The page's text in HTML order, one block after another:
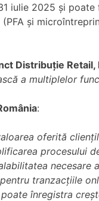
iulie 2025 și
și
Distribuție Retail,
a multiplelor
:
oferită
procesului
tranzacțiile
înregistra